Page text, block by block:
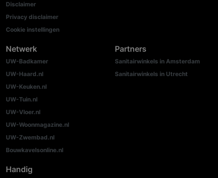
Disclaimer
Privacy disclaimer
Cookie instellingen
Netwerk
UW-Badkamer
UW-Haard.nl
UW-Keuken.nl
UW-Tuin.nl
UW-Vloer.nl
UW-Woonmagazine.nl
UW-Zwembad.nl
Bouwkavelsonline.nl
Partners
Sanitairwinkels in Amsterdam
Sanitairwinkels in Utrecht
Handig